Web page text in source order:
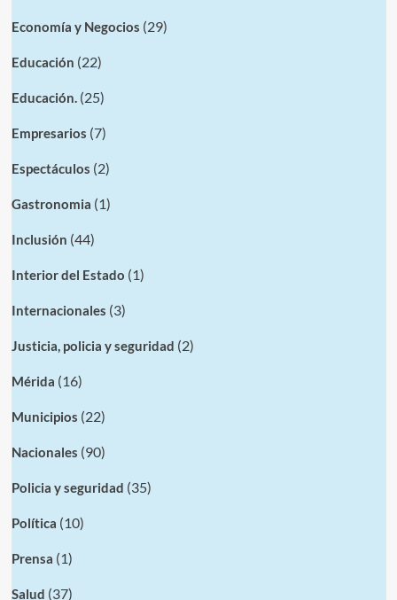
Economía y Negocios (29)
Educación (22)
Educación.(25)
Empresarios (7)
Espectáculos (2)
Gastronomia (1)
Inclusión (44)
Interior del Estado (1)
Internacionales (3)
Justicia, policia y seguridad (2)
Mérida (16)
Municipios (22)
Nacionales (90)
Policia y seguridad (35)
Política (10)
Prensa (1)
Salud (37)